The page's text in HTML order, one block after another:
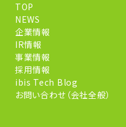
TOP
NEWS
企業情報
IR情報
事業情報
採用情報
ibis Tech Blog
お問い合わせ（会社全般）